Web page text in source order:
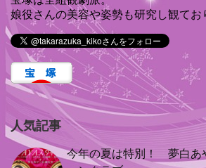
娘役さんの美容や姿勢も研究し観てお
人気記事
今年の夏は特別！ 夢白あ